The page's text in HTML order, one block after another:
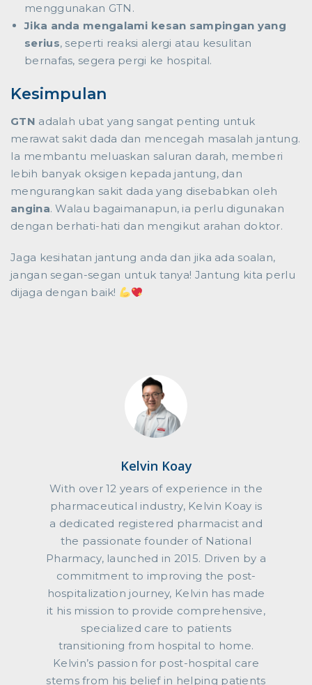
menggunakan GTN.
Jika anda mengalami kesan sampingan yang
serius, seperti reaksi alergi atau kesulitan
bernafas, segera pergi ke hospital.
Kesimpulan
GTN adalah ubat yang sangat penting untuk
merawat sakit dada dan mencegah masalah jantung.
Ia membantu meluaskan saluran darah, memberi
lebih banyak oksigen kepada jantung, dan
mengurangkan sakit dada yang disebabkan oleh
angina. Walau bagaimanapun, ia perlu digunakan
dengan berhati-hati dan mengikut arahan doktor.
Jaga kesihatan jantung anda dan jika ada soalan,
jangan segan-segan untuk tanya! Jantung kita perlu
dijaga dengan baik!
Kelvin Koay
With over 12 years of experience in the
pharmaceutical industry, Kelvin Koay is
a dedicated registered pharmacist and
the passionate founder of National
Pharmacy, launched in 2015. Driven by a
commitment to improving the post-
hospitalization journey, Kelvin has made
it his mission to provide comprehensive,
specialized care to patients
transitioning from hospital to home.
Kelvin’s passion for post-hospital care
stems from his belief in helping patients